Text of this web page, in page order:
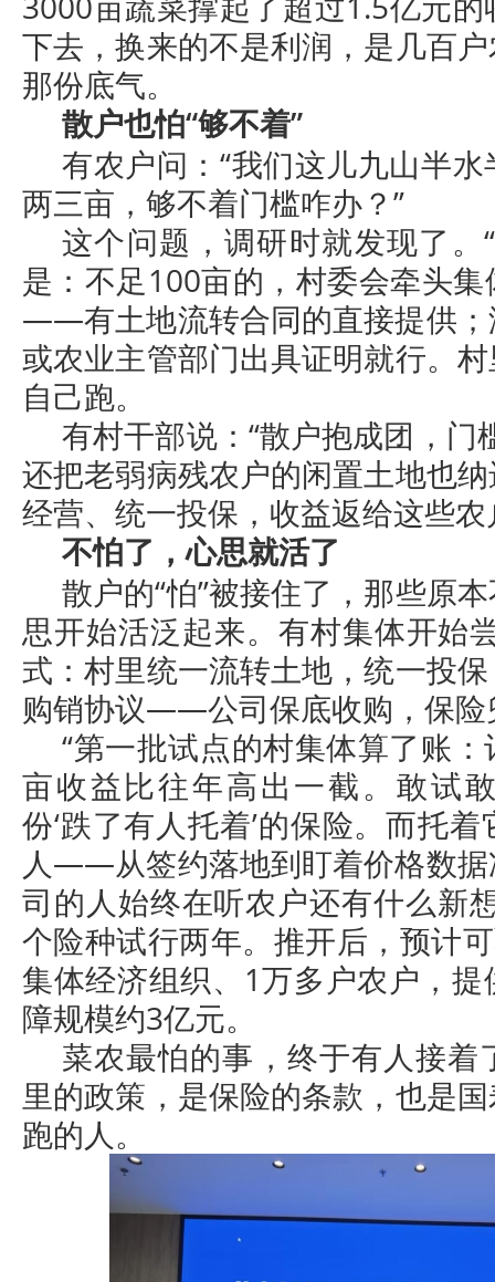
下去，换来的不是利润，是几百
那份底气。
散户也怕“够不着”
有农户问：“我们这儿九山半
两三亩，够不着门槛咋办？”
这个问题，调研时就发现了。
是：不足100亩的，村委会牵头
——有土地流转合同的直接提供；
或农业主管部门出具证明就行。
自己跑。
有村干部说：“散户抱成团，门
还把老弱病残农户的闲置土地也
经营、统一投保，收益返给这些农
不怕了，心思就活了
散户的“怕”被接住了，那些原
思开始活泛起来。有村集体开始
式：村里统一流转土地，统一投
购销协议——公司保底收购，保险
“第一批试点的村集体算了账
亩收益比往年高出一截。敢试
份‘跌了有人托着’的保险。而托
人——从签约落地到盯着价格数据
司的人始终在听农户还有什么新
个险种试行两年。推开后，预计
集体经济组织、1万多户农户，
障规模约3亿元。
菜农最怕的事，终于有人接着
里的政策，是保险的条款，也是
跑的人。